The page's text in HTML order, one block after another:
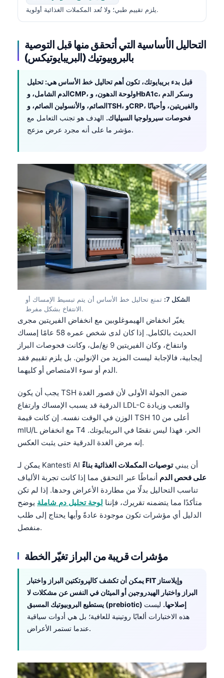
يلزم تقييم طبي؛ ولا تُعد المكملات الغذائية أولوية.
التحاليل الأساسية التي أتحقق منها قبل التوصية
بالبروبيوتيك (البريبايوتيكس)
قبل بدء بريبايوتك، تكون أهم تحاليل خط الأساس هي: تحليل
الدم الشامل، وCMP، ولوحة الدهون، وHbA1c، وسكر الدم
الصائم، والأنسولين الصائم، وTSH، وCRP، والفيريتين، وأحيانًا
فحوصات سيرولوجيا السيلياك. الهدف هو تجنب التعامل مع
مؤشر ما على أنه مجرد عرض مزعج.
الشكل 7:
تمنع تحاليل خط الأساس أن يتم تبسيط الإمساك أو
الانتفاخ بشكل مفرط.
يغيّر انخفاض الهيموغلوبين مع انخفاض الفيريتين مجرى
الحديث بالكامل. إذا كان لدى شخص عمره 58 عامًا إمساك
وانتفاخ، وكان الفيريتين 9 نغ/مل، وكانت فحوصات البراز
إيجابية، فالإجابة ليست المزيد من الإنولين. بل يلزم تقييم فقد
الدم أو سوء الامتصاص أو كليهما.
يجب أن يكون TSH ضمن الجولة الأولى لأن قصور الغدة
الدرقية قد يسبب الإمساك وارتفاع LDL-C والتعب وزيادة
الوزن في الوقت نفسه. إن كانت قيمة TSH أعلى من 10
mIU/L مع انخفاض T4 الحر، فهذا ليس نقصًا في البريبايوتك.
إنه مرض الغدة الدرقية حتى يثبت العكس.
يمكن لـ Kantesti AI أن يبنيتوصيات المكملات الغذائية بناءً
على فحص الدم أنماطًا عبر التحقق مما إذا كانت تجربة الألياف
تناسب التحاليل بدلًا من مطاردة الأعراض وحدها. إذا لم تكن
متأكدًا مما يتضمنه تقريرك، فإننا لوحة تحليل دم شاملة يوضح
الدليل أي مؤشرات تكون موجودة عادةً وأيها يحتاج إلى طلب
منفصل.
مؤشرات قريبة من البراز تغيّر الخطة
يمكن أن تكشفكالپروتكتين البراز و اختبار FIT وإيلاستاز
البراز واختبار الهيدروجين أو الميثان في النفس عن مشكلات لا
يستطيع البروبيوتيك المسبق (prebiotic) إصلاحها. ليست
هذه الاختبارات ألعابًا روتينية للعافية؛ بل هي أدوات سياقية
عندما تستمر الأعراض.
Bahasa Melayu
Tagalog
ไทย
ဗမာစာ
ភាសាខ្មែរ
አማርኛ
O‘zbekcha
Català
Қазақ тілі
Suomi
Slovenčina
كوردی‎
پښتو
سنڌي
සිංහල
Galego
Latviešu valoda
Македонски јазик
Euskara
Gàidhlig
Occitan
العربية المغربية
Afrikaans
Монгол
ພາສາລາວ
Basa Jawa
Кыргызча
Татар теле
Беларуская мова
Frysk
Ślōnskŏ gŏdka
Norsk bokmål